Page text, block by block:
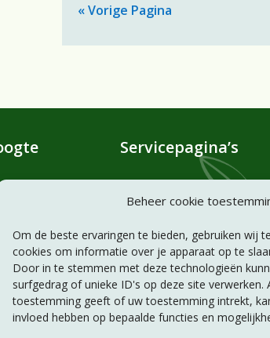
Beheer cookie
Om de beste ervaringen te bieden, gebruiken wij
cookies om informatie over je apparaat op te
Door in te stemmen met deze technologieën
surfgedrag of unieke ID's op deze site verwerken.
toestemming geeft of uw toestemming intrekt,
invloed hebben op bepaalde functies en
« Vorige Pagina
Servicepagina’s
Huishoudelijk reglement
Privacyverklaring
Disclaimer